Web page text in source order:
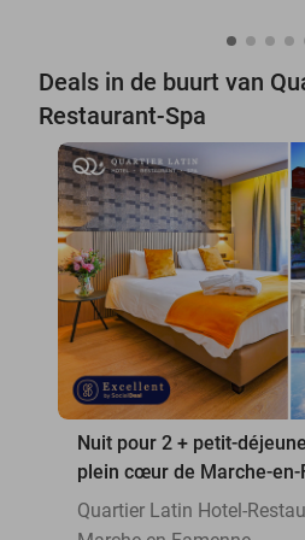
Deals in de buurt van
Restaurant-Spa
Nuit pour 2 + petit-
plein cœur de Marche-en-
Quartier Latin Hotel-